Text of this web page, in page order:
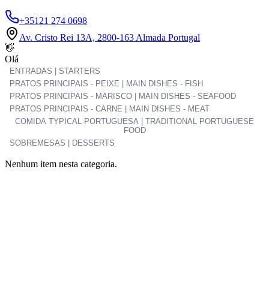
+35121 274 0698
Av. Cristo Rei 13A, 2800-163 Almada Portugal
👋
Olá
ENTRADAS | STARTERS
PRATOS PRINCIPAIS - PEIXE | MAIN DISHES - FISH
PRATOS PRINCIPAIS - MARISCO | MAIN DISHES - SEAFOOD
PRATOS PRINCIPAIS - CARNE | MAIN DISHES - MEAT
COMIDA TYPICAL PORTUGUESA | TRADITIONAL PORTUGUESE
FOOD
SOBREMESAS | DESSERTS
Nenhum item nesta categoria.